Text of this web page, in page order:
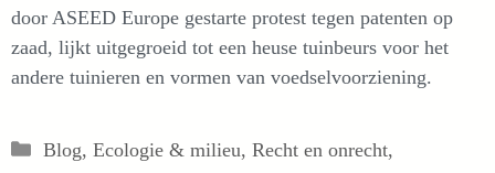
door ASEED Europe gestarte protest tegen patenten op
zaad, lijkt uitgegroeid tot een heuse tuinbeurs voor het
andere tuinieren en vormen van voedselvoorziening.
Categorieën
Blog, Ecologie & milieu, Recht en onrecht,